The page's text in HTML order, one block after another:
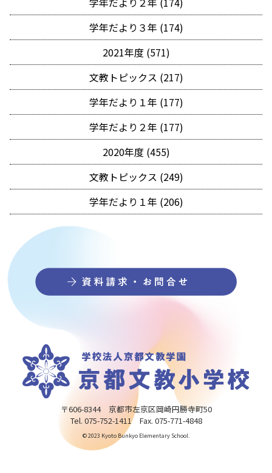
学年だより３年 (174)
2021年度 (571)
文教トピックス (217)
学年だより１年 (177)
学年だより２年 (177)
2020年度 (455)
文教トピックス (249)
学年だより１年 (206)
〒606-8344 京都市左京区岡崎円勝寺町50
Tel. 075-752-1411 Fax. 075-771-4848
© 2023 Kyoto Bunkyo Elementary School.